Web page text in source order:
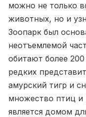
можно не только
животных, но и
Зоопарк был
неотъемлемой
обитают более
редких
амурский тигр и
множество птиц и
является домом